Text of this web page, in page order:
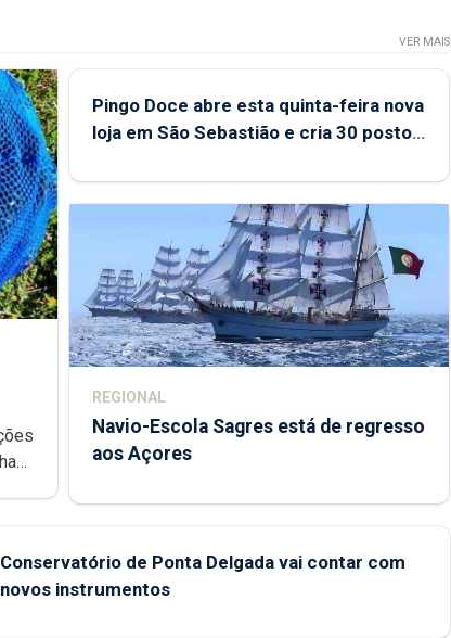
VER MAIS
Pingo Doce abre esta quinta-feira nova
loja em São Sebastião e cria 30 postos
REGIONAL
Navio-Escola Sagres está de regresso
aos Açores
Conservatório de Ponta Delgada vai contar com
novos instrumentos